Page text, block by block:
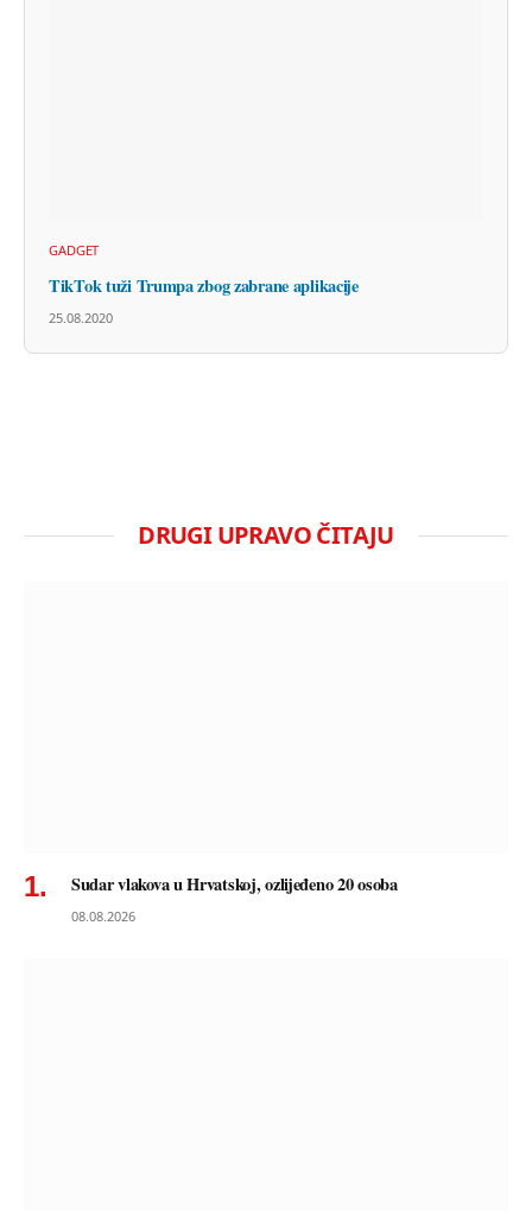
GADGET
TikTok tuži Trumpa zbog zabrane aplikacije
25.08.2020
DRUGI UPRAVO ČITAJU
Sudar vlakova u Hrvatskoj, ozlijeđeno 20 osoba
08.08.2026